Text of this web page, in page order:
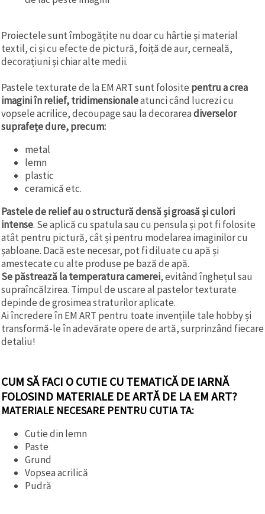
Proiectele sunt îmbogățite nu doar cu hârtie și material
textil, ci și cu efecte de pictură, foiță de aur, cerneală,
decorațiuni și chiar alte medii.
Pastele texturate de la EM ART sunt folosite pentru a crea
imagini în relief, tridimensionaleatunci când lucrezi cu
vopsele acrilice, decoupage sau la decorareadiverselor
suprafețe dure, precum:
metal
lemn
plastic
ceramică etc.
Pastele de relief au o structură densă și groasă și culori
intense. Se aplică cu spatula sau cu pensula și pot fi folosite
atât pentru pictură, cât și pentru modelarea imaginilor cu
șabloane. Dacă este necesar, pot fi diluate cu apă și
amestecate cu alte produse pe bază de apă.
Se păstrează la temperatura camerei, evitând înghețul sau
supraîncălzirea. Timpul de uscare al pastelor texturate
depinde de grosimea straturilor aplicate.
Ai încredere în EM ART pentru toate invențiile tale hobby și
transformă-le în adevărate opere de artă, surprinzând fiecare
detaliu!
CUM SĂ FACI O CUTIE CU TEMATICĂ DE IARNĂ
FOLOSIND MATERIALE DE ARTĂ DE LA EM ART?
MATERIALE NECESARE PENTRU CUTIA TA:
Cutie din lemn
Paste
Grund
Vopsea acrilică
Pudră